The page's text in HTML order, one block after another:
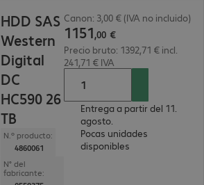
HDD SAS
Western
Digital
DC
HC590 26
TB
N.º producto:
4860061
N° del
fabricante:
Canon: 3,00 € (IVA no incluido)
1151,00 €
Precio bruto: 1392,71 € incl.
241,71 € IVA
Entrega a partir del 11.
agosto.
Pocas unidades
disponibles